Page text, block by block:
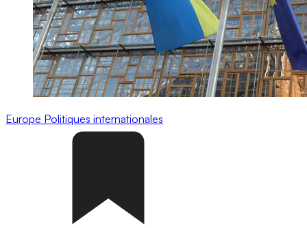
Europe Politiques internationales